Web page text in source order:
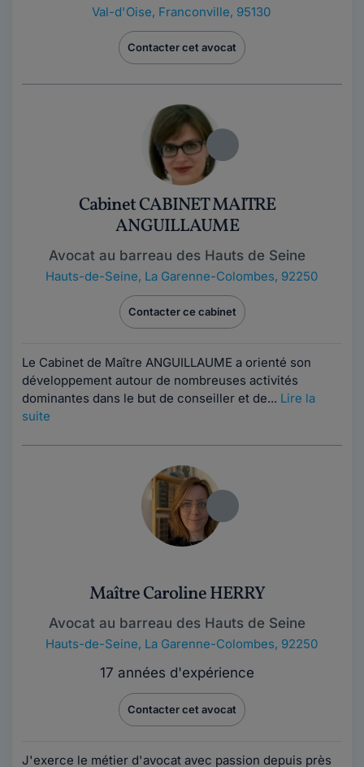
Val-d'Oise, Franconville, 95130
Contacter cet avocat
Cabinet CABINET MAITRE
ANGUILLAUME
Avocat au barreau des Hauts de Seine
Hauts-de-Seine, La Garenne-Colombes, 92250
Contacter ce cabinet
Le Cabinet de Maître ANGUILLAUME a orienté son
développement autour de nombreuses activités
dominantes dans le but de conseiller et de... Lire la
suite
Maître Caroline HERRY
Avocat au barreau des Hauts de Seine
Hauts-de-Seine, La Garenne-Colombes, 92250
17 années d'expérience
Contacter cet avocat
J'exerce le métier d'avocat avec passion depuis près